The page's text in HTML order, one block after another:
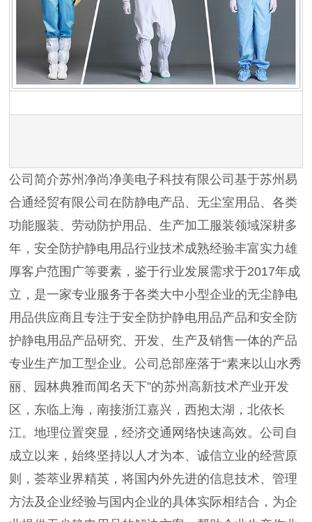
公司简介苏州净尚净美电子科技有限公司基于苏州易
合通经贸有限公司在防静电产品、无尘室用品、各类
功能服装、劳动防护用品、生产加工服装领域深耕多
年，安全防护静电用品行业技术成熟经验丰富实力雄
厚客户范围广等要素，鉴于行业发展需求于2017年成
立，是一家专业服务于各类大中小型企业的无尘静电
用品供应商且专注于安全防护静电用品产品和安全防
护静电用品产品研究、开发、生产及销售一体的产品
专业生产加工型企业。公司总部座落于“素来以山水秀
丽、园林典雅而闻名天下”的苏州高新技术产业开发
区，东临上海，南接浙江嘉兴，西抱太湖，北依长
江。地理位置突显，经济交通网络快速高效。公司自
成立以来，始终坚持以人才为本、诚信立业的经营原
则，荟萃业界精英，将国内外先进的信息技术、管理
方法及企业经验与国内企业的具体实际相结合，为企